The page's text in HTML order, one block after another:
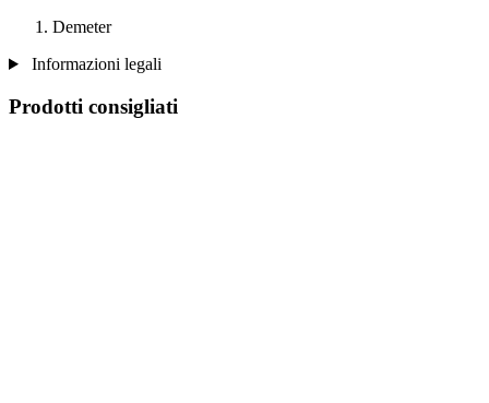
Demeter
Informazioni legali
Prodotti consigliati